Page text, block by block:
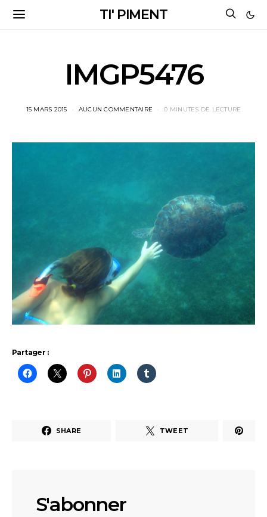
TI' PIMENT
IMGP5476
15 MARS 2015 AUCUN COMMENTAIRE 0 MINUTES DE LECTURE
Partager :
SHARE TWEET
S'abonner